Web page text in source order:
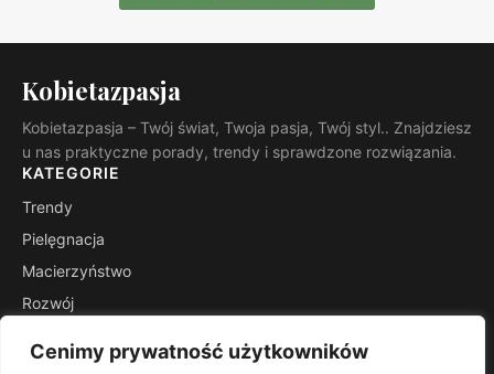
Cenimy prywatność użytkowników
Kobietazpasja
Kobietazpasja – Twój świat, Twoja pasja, Twój styl.. Znajdziesz
u nas praktyczne porady, trendy i sprawdzone rozwiązania.
KATEGORIE
Trendy
Pielęgnacja
Macierzyństwo
Rozwój